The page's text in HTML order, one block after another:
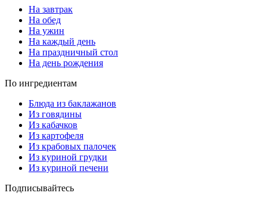
На завтрак
На обед
На ужин
На каждый день
На праздничный стол
На день рождения
По ингредиентам
Блюда из баклажанов
Из говядины
Из кабачков
Из картофеля
Из крабовых палочек
Из куриной грудки
Из куриной печени
Подписывайтесь